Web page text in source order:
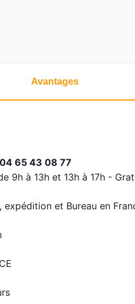
Avantages
04 65 43 08 77
9h à 13h et 13h à 17h -
et Bureau en